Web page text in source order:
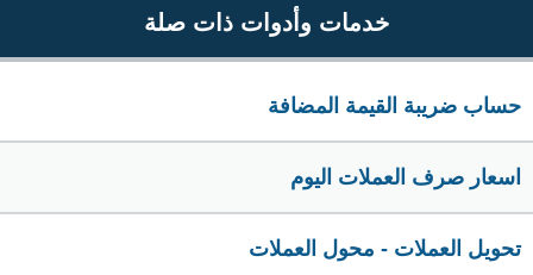
خدمات وأدوات ذات صلة
حساب ضريبة القيمة المضافة
اسعار صرف العملات اليوم
تحويل العملات - محول العملات